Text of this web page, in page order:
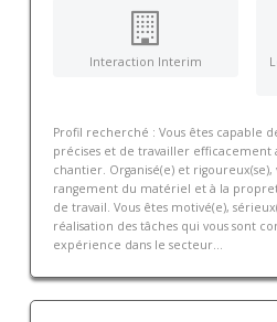
Interaction Interim
Profil recherché : Vous êtes capable
précises et de travailler efficacement
chantier. Organisé(e) et rigoureux(se),
rangement du matériel et à la
de travail. Vous êtes motivé(e),
réalisation des tâches qui vous sont
expérience dans le secteur...